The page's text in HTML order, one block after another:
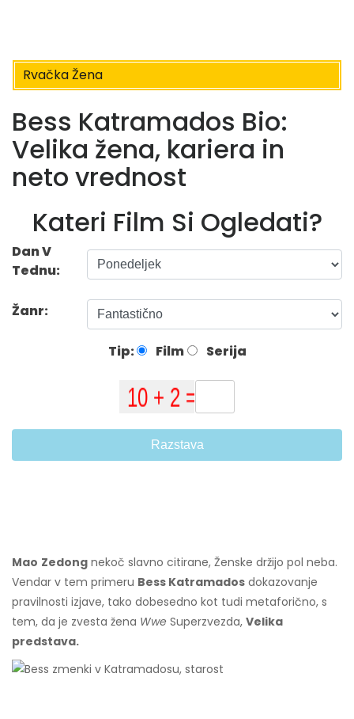
Rvačka Žena
Bess Katramados Bio:
Velika žena, kariera in
neto vrednost
Kateri Film Si Ogledati?
Dan V
Tednu:
Žanr:
Tip: Film Serija
Razstava
Mao Zedong nekoč slavno citirane, Ženske držijo pol neba.
Vendar v tem primeru Bess Katramados dokazovanje
pravilnosti izjave, tako dobesedno kot tudi metaforično, s
tem, da je zvesta žena Wwe Superzvezda, Velika
predstava.